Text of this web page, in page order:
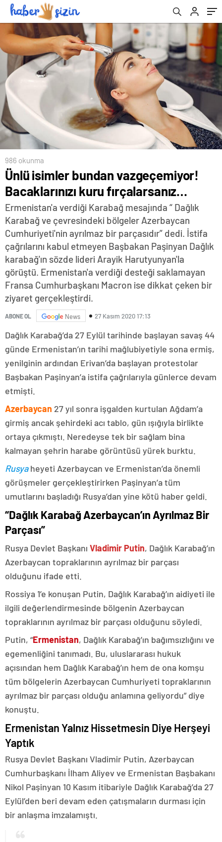
986 okunma
Ünlü isimler bundan vazgeçemiyor!
Bacaklarınızı kuru fırçalarsanız…
Ermenistan'a verdiği Karabağ mesajında “ Dağlık
Karabağ ve çevresindeki bölgeler Azerbaycan
Cumhuriyeti'nin ayrılmaz bir parçasıdır” dedi. İstifa
çağrılarını kabul etmeyen Başbakan Paşinyan Dağlık
karabağ'ın sözde lideri Arayik Harutyunyan'la
görüştü. Ermenistan'a verdiği desteği saklamayan
Fransa Cumhurbaşkanı Macron ise dikkat çeken bir
ziyaret gerçekleştirdi.
ABONE OL News 27 Kasım 2020 17:13
Dağlık Karabağ’da 27 Eylül tarihinde başlayan savaş 44
günde Ermenistan’ın tarihi mağlubiyetiyle sona ermiş,
yenilginin ardından Erivan’da başlayan protestolar
Başbakan Paşinyan’a istifa çağrılarıyla günlerce devam
etmişti.
Azerbaycan 27 yıl sonra işgalden kurtulan Ağdam’a
girmiş ancak şehirdeki acı tablo, gün ışığıyla birlikte
ortaya çıkmıştı. Neredeyse tek bir sağlam bina
kalmayan şehrin harabe görüntüsü yürek burktu.
Rusyaheyeti Azerbaycan ve Ermenistan’da önemli
görüşmeler gerçekleştirirken Paşinyan’a tüm
umutlarını başladığı Rusya’dan yine kötü haber geldi.
“Dağlık Karabağ Azerbaycan’ın Ayrılmaz Bir
Parçası”
Rusya Devlet Başkanı Vladimir Putin, Dağlık Karabağ’ın
Azerbaycan topraklarının ayrılmaz bir parçası
olduğunu ifade etti.
Rossiya 1’e konuşan Putin, Dağlık Karabağ’ın aidiyeti ile
ilgili değerlendirmesinde bölgenin Azerbaycan
topraklarının ayrılmaz bir parçası olduğunu söyledi.
Putin, “Ermenistan, Dağlık Karabağ’ın bağımsızlığını ve
egemenliğini tanımadı. Bu, uluslararası hukuk
açısından hem Dağlık Karabağ’ın hem de ona komşu
tüm bölgelerin Azerbaycan Cumhuriyeti topraklarının
ayrılmaz bir parçası olduğu anlamına geliyordu” diye
konuştu.
Ermenistan Yalnız Hissetmesin Diye Herşeyi
Yaptık
Rusya Devlet Başkanı Vladimir Putin, Azerbaycan
Cumhurbaşkanı İlham Aliyev ve Ermenistan Başbakanı
Nikol Paşinyan 10 Kasım itibariyle Dağlık Karabağ’da 27
Eylül’den beri devam eden çatışmaların durması için
bir anlaşma imzalamıştı.